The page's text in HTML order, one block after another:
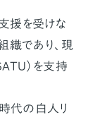
援を受けな
織であり、現
）を支持
代の白人リ